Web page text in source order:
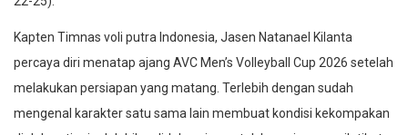
Kapten Timnas voli putra Indonesia, Jasen Natanael Kilanta
percaya diri menatap ajang AVC Men’s Volleyball Cup 2026 setelah
melakukan persiapan yang matang. Terlebih dengan sudah
mengenal karakter satu sama lain membuat kondisi kekompakan